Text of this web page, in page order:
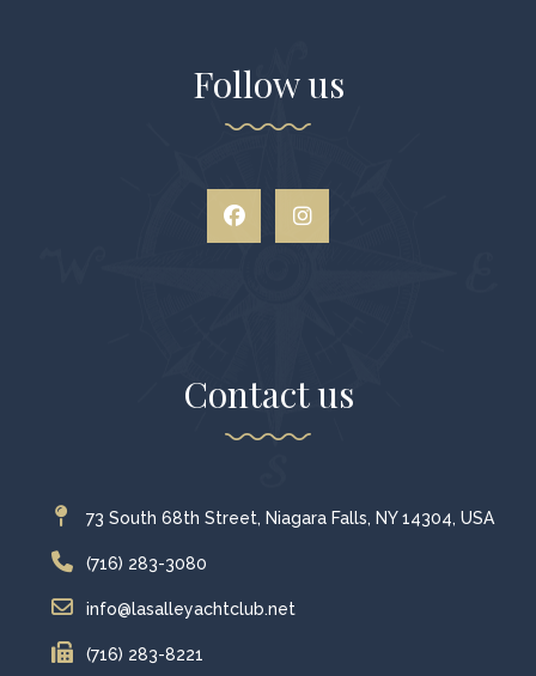
Follow us
Contact us
73 South 68th Street, Niagara Falls, NY 14304, USA
(716) 283-3080
info@lasalleyachtclub.net
(716) 283-8221